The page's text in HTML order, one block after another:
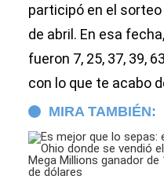
participó en el
de abril. En esa
fueron 7, 25, 37, 39,
con lo que te acabo
MIRA TAMBIÉN: